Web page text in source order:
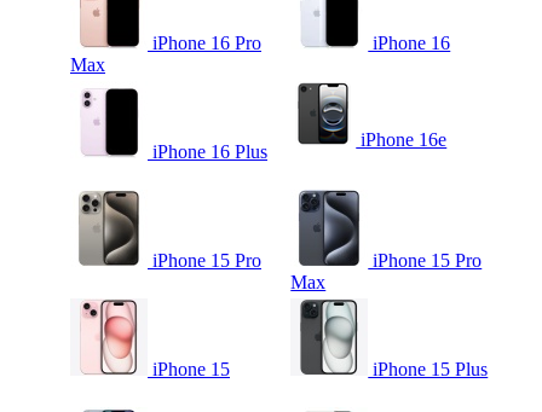
iPhone 16 Pro
Max
iPhone 16
iPhone 16 Plus
iPhone 16e
iPhone 15 Pro
iPhone 15 Pro
Max
iPhone 15 iPhone 15 Plus